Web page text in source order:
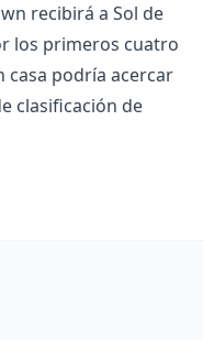
recibirá a Sol de
los primeros cuatro
casa podría acercar
clasificación de